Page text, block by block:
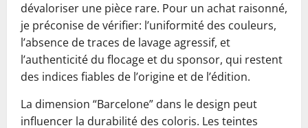
dévaloriser une pièce rare. Pour un achat raisonné,
je préconise de vérifier: l’uniformité des couleurs,
l’absence de traces de lavage agressif, et
l’authenticité du flocage et du sponsor, qui restent
des indices fiables de l’origine et de l’édition.
La dimension “Barcelone” dans le design peut
influencer la durabilité des coloris. Les teintes